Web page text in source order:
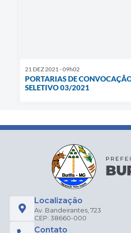
21 DEZ 2021 - 09h02
PORTARIAS DE
SELETIVO 03/2021
Localização
Av. Bandeirantes, 723
CEP: 38660-000
Contato